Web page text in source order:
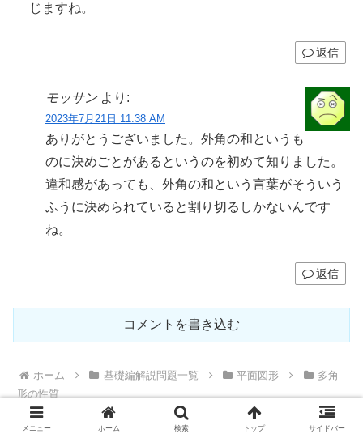
じますね。
返信
モッサン より:
2023年7月21日 11:38 AM
ありがとうございました。外角の和というも
のに決めごとがあるというのを初めて知りました。
違和感があっても、外角の和という言葉がそういう
ふうに決められていると割り切るしかないんです
ね。
返信
コメントを書き込む
ホーム 基礎編解説問題一覧 平面図形
多角
形の性質
メニュー ホーム 検索 トップ サイドバー